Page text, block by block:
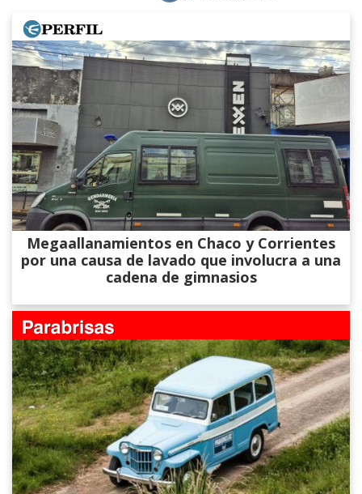
Megaallanamientos en Chaco y Corrientes
por una causa de lavado que involucra a una
cadena de gimnasios